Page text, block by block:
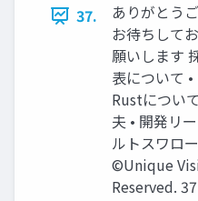
37.
ありがとう
お待ちして
願いします
表について
Rustについ
夫 • 開発リ
ルトスワロ
©Unique
Reserved. 37